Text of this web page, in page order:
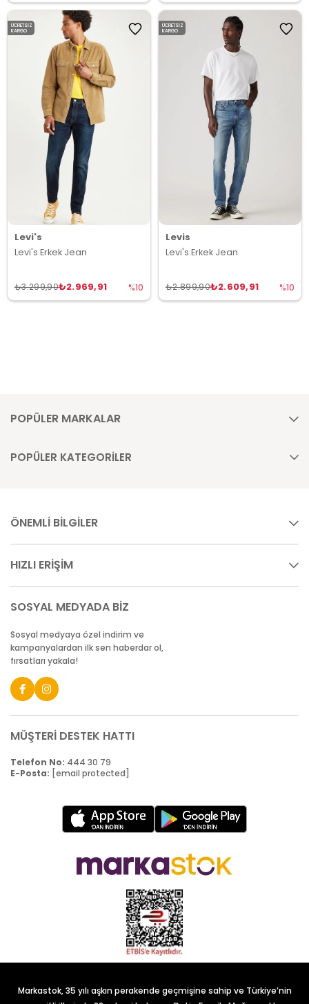
Levi's
Levi's Erkek Jean
₺2.969,91
₺3.299,90 %10
ÜCRETSIZ
KARGO
Levis
Levi's Erkek Jean
₺2.609,91
₺2.899,90 %10
ÜCRETSIZ
KARGO
POPÜLER MARKALAR
POPÜLER KATEGORİLER
ÖNEMLİ BİLGİLER
HIZLI ERİŞİM
SOSYAL MEDYADA BİZ
Sosyal medyaya özel indirim ve
kampanyalardan ilk sen haberdar ol,
fırsatları yakala!
MÜŞTERİ DESTEK HATTI
Telefon No: 444 30 79
E-Posta: [email protected]
Markastok, 35 yılı aşkın perakende geçmişine sahip ve Türkiye’nin